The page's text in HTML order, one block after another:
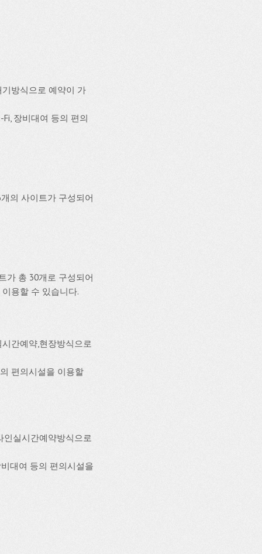
방식으로 예약이 가
장비대여 등의 편의
의 사이트가 구성되어
가 총 30개로 구성되어
용할 수 있습니다.
간예약,현장방식으로
편의시설을 이용할
인실시간예약방식으로
대여 등의 편의시설을